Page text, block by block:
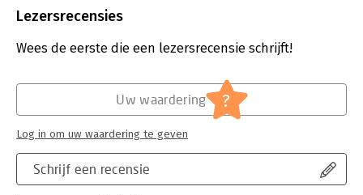
Een zinvolle omgang met het antropoceen vraagt dat we
kwesties als ‘schade’, ‘zorg’ en ‘verantwoordelijkheid’
inclusiever begrijpen dan voorheen. Daarbij is een belangrijke
rol weggelegd voor de geesteswetenschappen, die de ethisch-
moeten doordenken. Meer nog dan in de aarde, zit het
antropoceen in ons hoofd. Nog nooit stond er zo veel op het
Oosterling, Rosi Braidotti en Floris Alkemade.
Aantal pagina's:
Druk:
1
Filosofie
Lezersrecensies
Wees de eerste die een lezersrecensie schrijft!
Schrijf een recensie
Uw waardering ?
Log in om uw waardering te geven